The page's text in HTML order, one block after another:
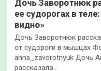
Дочь Заворотнюк
ее судорогах в
видно»
Дочь Заворотнюк
от судороги в мышцах
anna_zavorotnyuk Дочь
рассказала…